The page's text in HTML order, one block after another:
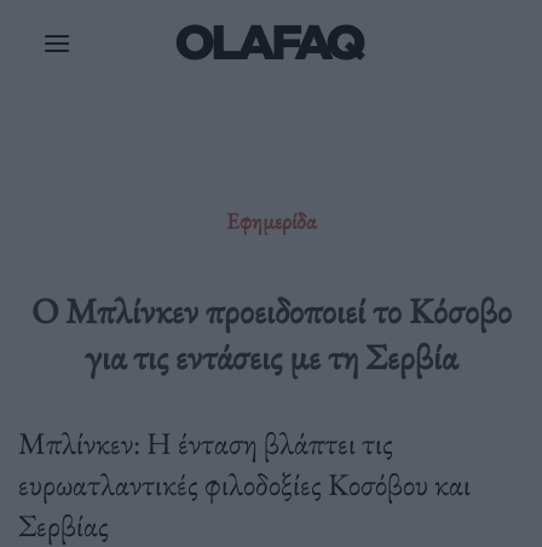
Εφημερίδα
Ο Μπλίνκεν προειδοποιεί το Κόσοβο
για τις εντάσεις με τη Σερβία
Μπλίνκεν: Η ένταση βλάπτει τις
ευρωατλαντικές φιλοδοξίες Κοσόβου και
Σερβίας